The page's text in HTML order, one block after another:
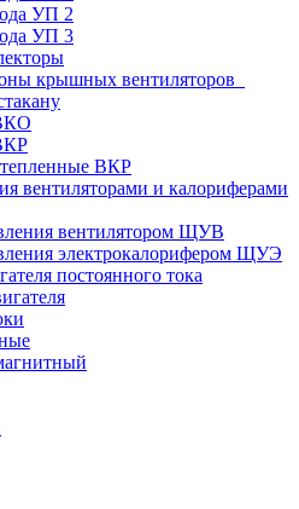
УП 2
УП 3
крышных вентиляторов
ВКР
вентиляторами и калориферами
вентилятором ЩУВ
электрокалорифером ЩУЭ
постоянного тока